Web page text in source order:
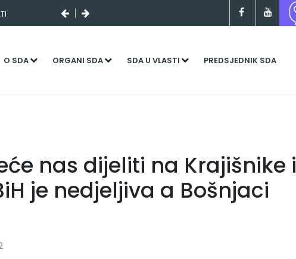
O SDA ORGANI SDA SDA U VLASTI PREDSJEDNIK SDA
nas dijeliti na Krajišnike i
je nedjeljiva a Bošnjaci